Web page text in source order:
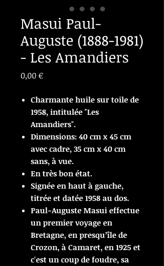
Masui Paul-
Auguste (1888-1981)
- Les Amandiers
0,00 €Prix
Charmante huile sur toile de
1958, intitulée "Les
Amandiers".
Dimensions: 40 cm x 45 cm
avec cadre, 35 cm x 40 cm
sans, à vue.
En très bon état.
Signée en haut à gauche,
titrée et datée 1958 au dos.
Paul-Auguste Masui effectue
un premier voyage en
Bretagne, en presqu’île de
Crozon, à Camaret, en 1925 et
c'est un coup de foudre, sa